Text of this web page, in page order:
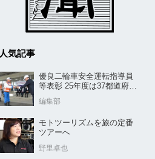
人気記事
優良二輪車安全運転指導員
等表彰 25年度は37都道府県
編集部
モトツーリズムを旅の定番
ツアーへ
野里卓也